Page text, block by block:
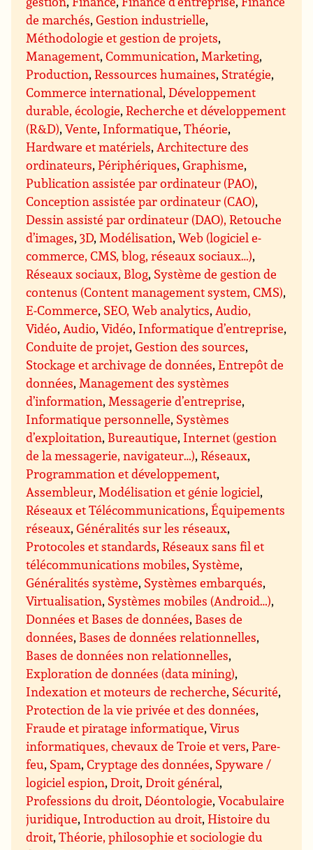
de marchés,Gestion industrielle,
Méthodologie et gestion de projets,
Management,Communication, Marketing,
Production,Ressources humaines, Stratégie,
Commerce international,Développement
durable, écologie,Recherche et développement
(R&D),Vente, Informatique,Théorie,
Hardware et matériels, Architecture des
ordinateurs,Périphériques,Graphisme,
Publication assistée par ordinateur (PAO),
Conception assistée par ordinateur (CAO),
Dessin assisté par ordinateur (DAO), Retouche
d’images,3D, Modélisation,Web (logiciel e-
commerce, CMS, blog, réseaux sociaux…),
Réseaux sociaux, Blog, Système de gestion de
contenus (Content management system, CMS),
E-Commerce, SEO, Web analytics, Audio,
Vidéo, Audio,Vidéo, Informatique d’entreprise,
Conduite de projet,Gestion des sources,
Stockage et archivage de données,Entrepôt de
données, Management des systèmes
d’information, Messagerie d’entreprise,
Informatique personnelle, Systèmes
d’exploitation, Bureautique, Internet (gestion
de la messagerie, navigateur…),Réseaux,
Programmation et développement,
Assembleur, Modélisation et génie logiciel,
Réseaux et Télécommunications,Équipements
réseaux,Généralités sur les réseaux,
Protocoles et standards,Réseaux sans fil et
télécommunications mobiles, Système,
Généralités système, Systèmes embarqués,
Virtualisation, Systèmes mobiles (Android…),
Données et Bases de données, Bases de
données, Bases de données relationnelles,
Bases de données non relationnelles,
Exploration de données (data mining),
Indexation et moteurs de recherche, Sécurité,
Protection de la vie privée et des données,
Fraude et piratage informatique,Virus
informatiques, chevaux de Troie et vers,Pare-
feu, Spam,Cryptage des données, Spyware /
logiciel espion,Droit,Droit général,
Professions du droit,Déontologie,Vocabulaire
juridique, Introduction au droit,Histoire du
droit,Théorie, philosophie et sociologie du